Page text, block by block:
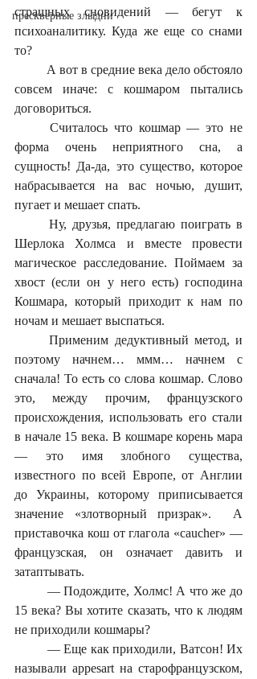
прескверные злыдни
страшных сновидений — бегут к
психоаналитику. Куда же еще со снами
то?
совсем иначе: с кошмаром пытались
договориться.
форма очень неприятного сна, а
сущность! Да-да, это существо, которое
набрасывается на вас ночью, душит,
пугает и мешает спать.
Шерлока Холмса и вместе провести
магическое расследование. Поймаем за
хвост (если он у него есть) господина
Кошмара, который приходит к нам по
ночам и мешает выспаться.
	Применим дедуктивный метод, и
поэтому начнем… ммм… начнем с
сначала! То есть со слова кошмар. Слово
это, между прочим, французского
происхождения, использовать его стали
в начале 15 века. В кошмаре корень мара
— это имя злобного существа,
известного по всей Европе, от Англии
до Украины, которому приписывается
значение «злотворный призрак».  А
приставочка кош от глагола «caucher» —
французская, он означает давить и
затаптывать.
15 века? Вы хотите сказать, что к людям
не приходили кошмары?
называли appesart на старофранцузском,